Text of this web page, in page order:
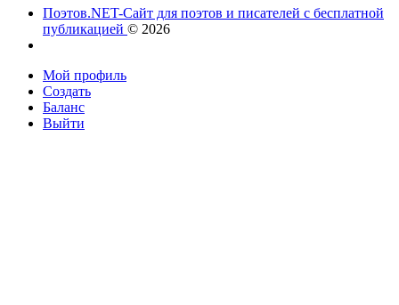
Поэтов.NET-Сайт для поэтов и писателей с бесплатной
публикацией © 2026
Мой профиль
Создать
Баланс
Выйти